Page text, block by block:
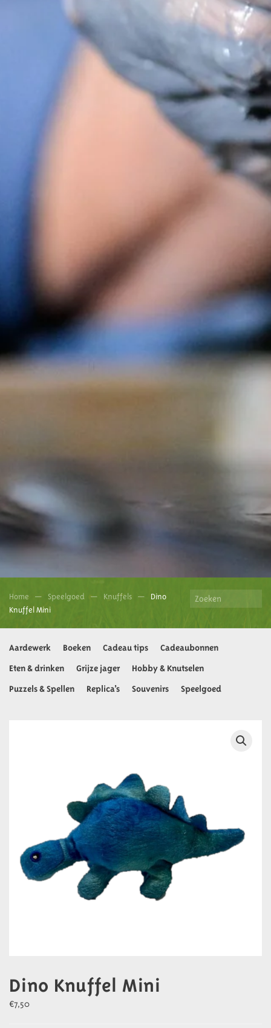
Home Speelgoed Knuffels
Dino
Knuffel Mini
Aardewerk Boeken Cadeau tips
Cadeaubonnen
Eten & drinken
Grijze jager
Hobby & Knutselen
Puzzels & Spellen
Replica’s Souvenirs Speelgoed
Dino Knuffel Mini
€7,50